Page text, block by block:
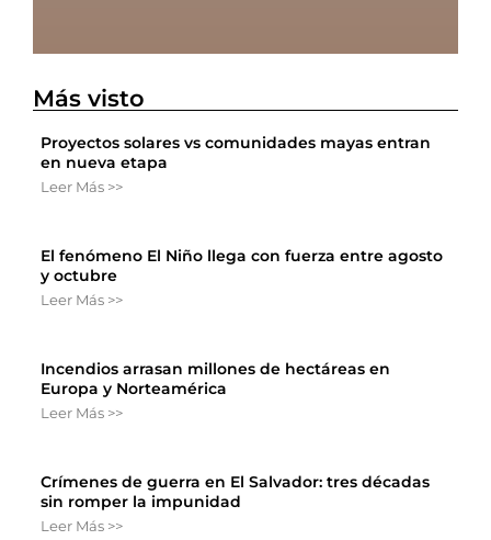
Más visto
Proyectos solares vs comunidades mayas entran
en nueva etapa
Leer Más >>
El fenómeno El Niño llega con fuerza entre agosto
y octubre
Leer Más >>
Incendios arrasan millones de hectáreas en
Europa y Norteamérica
Leer Más >>
Crímenes de guerra en El Salvador: tres décadas
sin romper la impunidad
Leer Más >>